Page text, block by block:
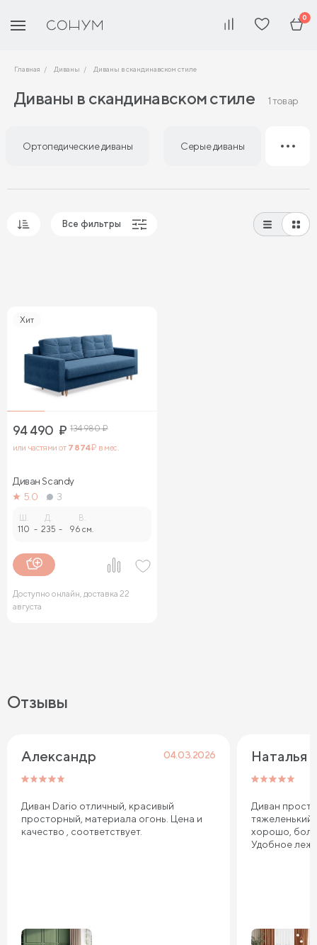
0
Главная Диваны Диваны в скандинавском стиле
Диваны в скандинавском стиле 1 товар
Ортопедические диваны Серые диваны
Все фильтры
Хит
94 490 ₽ 134 980₽
или частями от 7 874₽ в мес.
Диван Sсandy
5.0
3
Ш.
110 -
Д.
235 -
В.
96 см.
Доступно онлайн, доставка 22
августа
Отзывы
Александр 04.03.2026
Диван Dario отличный, красивый
просторный, материала огонь. Цена и
качество , соответствует.
Наталья
Диван
хорошо,
Удобное